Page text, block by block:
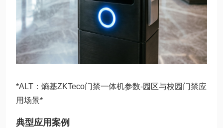
*ALT：熵基ZKTeco门禁一体机参数-园区与校园门禁应
用场景*
典型应用案例